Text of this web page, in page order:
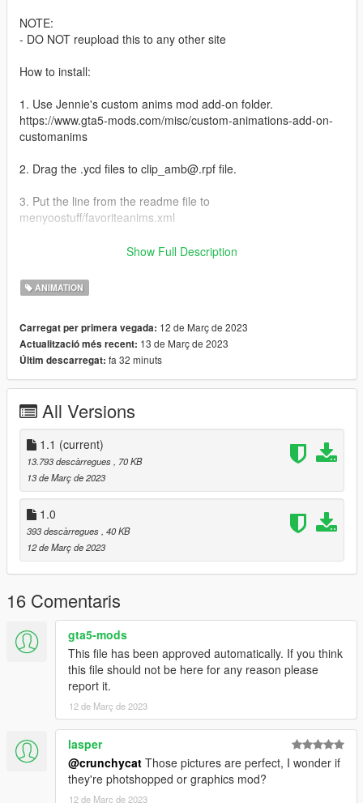
NOTE:
- DO NOT reupload this to any other site
How to install:
1. Use Jennie's custom anims mod add-on folder.
https://www.gta5-mods.com/misc/custom-animations-add-on-
customanims
2. Drag the .ycd files to clip_amb@.rpf file.
3. Put the line from the readme file to
menyoostuff/favoriteanims.xml
For FiveM Users there's an installation guide on the readme
changelog:
1.1 added 3 radio mic pose
Credits:
Skylumz/Sollumz: Blender plugin
Hanako: Provide some files and tutorial
Youtube: for teaching me how to make custom anim
Show Full Description
ANIMATION
Carregat per primera vegada: 12 de Març de 2023
Actualització més recent: 13 de Març de 2023
Últim descarregat: fa 32 minuts
All Versions
1.1 (current)
13.793 descàrregues
, 70 KB
13 de Març de 2023
1.0
393 descàrregues , 40 KB
12 de Març de 2023
16 Comentaris
gta5-mods
This file has been approved automatically. If you think
this file should not be here for any reason please
report it.
12 de Març de 2023
lasper
@crunchycat Those pictures are perfect, I wonder if
they're photshopped or graphics mod?
12 de Març de 2023